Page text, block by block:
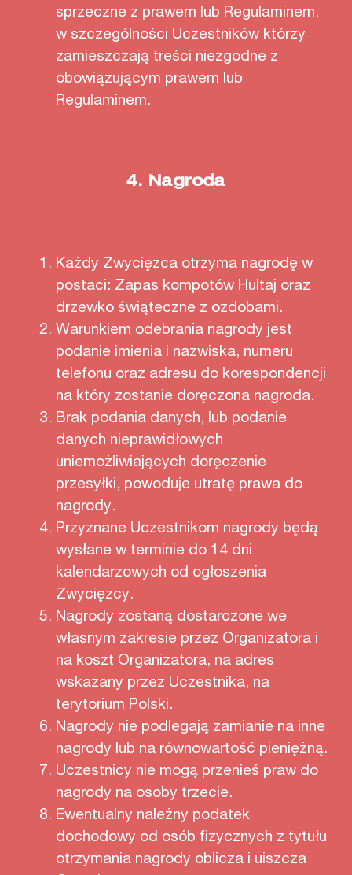
sprzeczne z prawem lub Regulaminem,
w szczególności Uczestników którzy
zamieszczają treści niezgodne z
obowiązującym prawem lub
Regulaminem.
4. Nagroda
Każdy Zwycięzca otrzyma nagrodę w
postaci: Zapas kompotów Hultaj oraz
drzewko świąteczne z ozdobami.
Warunkiem odebrania nagrody jest
podanie imienia i nazwiska, numeru
telefonu oraz adresu do korespondencji
na który zostanie doręczona nagroda.
Brak podania danych, lub podanie
danych nieprawidłowych
uniemożliwiających doręczenie
przesyłki, powoduje utratę prawa do
nagrody.
Przyznane Uczestnikom nagrody będą
wysłane w terminie do 14 dni
kalendarzowych od ogłoszenia
Zwycięzcy.
Nagrody zostaną dostarczone we
własnym zakresie przez Organizatora i
na koszt Organizatora, na adres
wskazany przez Uczestnika, na
terytorium Polski.
Nagrody nie podlegają zamianie na inne
nagrody lub na równowartość pieniężną.
Uczestnicy nie mogą przenieś praw do
nagrody na osoby trzecie.
Ewentualny należny podatek
dochodowy od osób fizycznych z tytułu
otrzymania nagrody oblicza i uiszcza